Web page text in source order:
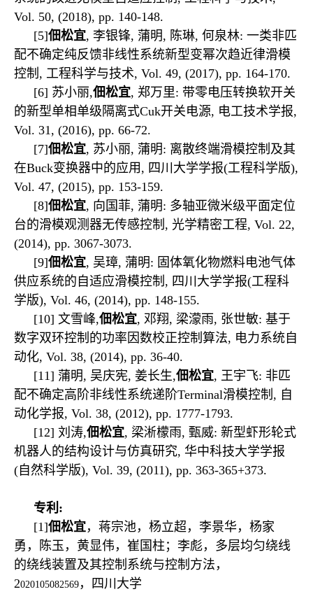
Vol. 50, (2018), pp. 140-148.
[5]佃松宜, 李银锋, 蒲明, 陈琳, 何泉林: 一类非匹
配不确定纯反馈非线性系统新型变幂次趋近律滑模
控制, 工程科学与技术, Vol. 49, (2017), pp. 164-170.
[6] 苏小丽,佃松宜, 郑万里: 带零电压转换软开关
的新型单相单级隔离式Cuk开关电源, 电工技术学报,
Vol. 31, (2016), pp. 66-72.
[7]佃松宜, 苏小丽, 蒲明: 离散终端滑模控制及其
在Buck变换器中的应用, 四川大学学报(工程科学版),
Vol. 47, (2015), pp. 153-159.
[8]佃松宜, 向国菲, 蒲明: 多轴亚微米级平面定位
台的滑模观测器无传感控制, 光学精密工程, Vol. 22,
(2014), pp. 3067-3073.
[9]佃松宜, 吴璋, 蒲明: 固体氧化物燃料电池气体
供应系统的自适应滑模控制, 四川大学学报(工程科
学版), Vol. 46, (2014), pp. 148-155.
[10] 文雪峰,佃松宜, 邓翔, 梁濛雨, 张世敏: 基于
数字双环控制的功率因数校正控制算法, 电力系统自
动化, Vol. 38, (2014), pp. 36-40.
[11] 蒲明, 吴庆宪, 姜长生,佃松宜, 王宇飞: 非匹
配不确定高阶非线性系统递阶Terminal滑模控制, 自
动化学报, Vol. 38, (2012), pp. 1777-1793.
[12] 刘涛,佃松宜, 梁淅檬雨, 甄威: 新型虾形轮式
机器人的结构设计与仿真研究, 华中科技大学学报
(自然科学版), Vol. 39, (2011), pp. 363-365+373.
专利:
[1]佃松宜，蒋宗池，杨立超，李景华，杨家
勇，陈玉，黄显伟，崔国柱；李彪，多层均匀绕线
的绕线装置及其控制系统与控制方法，
2020105082569 ，四川大学